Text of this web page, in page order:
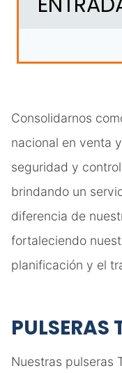
Consolidarnos
nacional en venta
seguridad y
brindando un
diferencia de
fortaleciendo
planificación y el
PULSERAS
Nuestras pulseras